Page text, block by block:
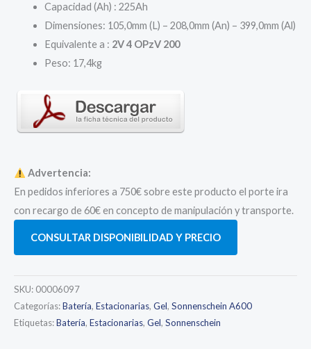
Capacidad (Ah) : 225Ah
Dimensiones: 105,0mm (L) – 208,0mm (An) – 399,0mm (Al)
Equivalente a : 2V 4 OPzV 200
Peso: 17,4kg
Advertencia:
En pedidos inferiores a 750€ sobre este producto el porte ira
con recargo de 60€ en concepto de manipulación y transporte.
CONSULTAR DISPONIBILIDAD Y PRECIO
SKU: 00006097
Categorías:Batería, Estacionarias, Gel, Sonnenschein A600
Etiquetas:Batería, Estacionarias, Gel, Sonnenschein